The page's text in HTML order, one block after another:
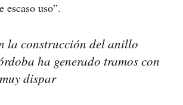
escaso uso”.
la construcción del anillo
ha generado tramos con
dispar